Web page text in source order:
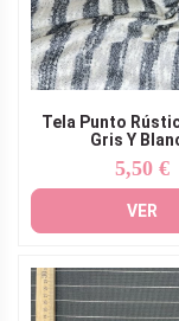
Tela Punto
Gris Y
Precio
5,50 €
VER